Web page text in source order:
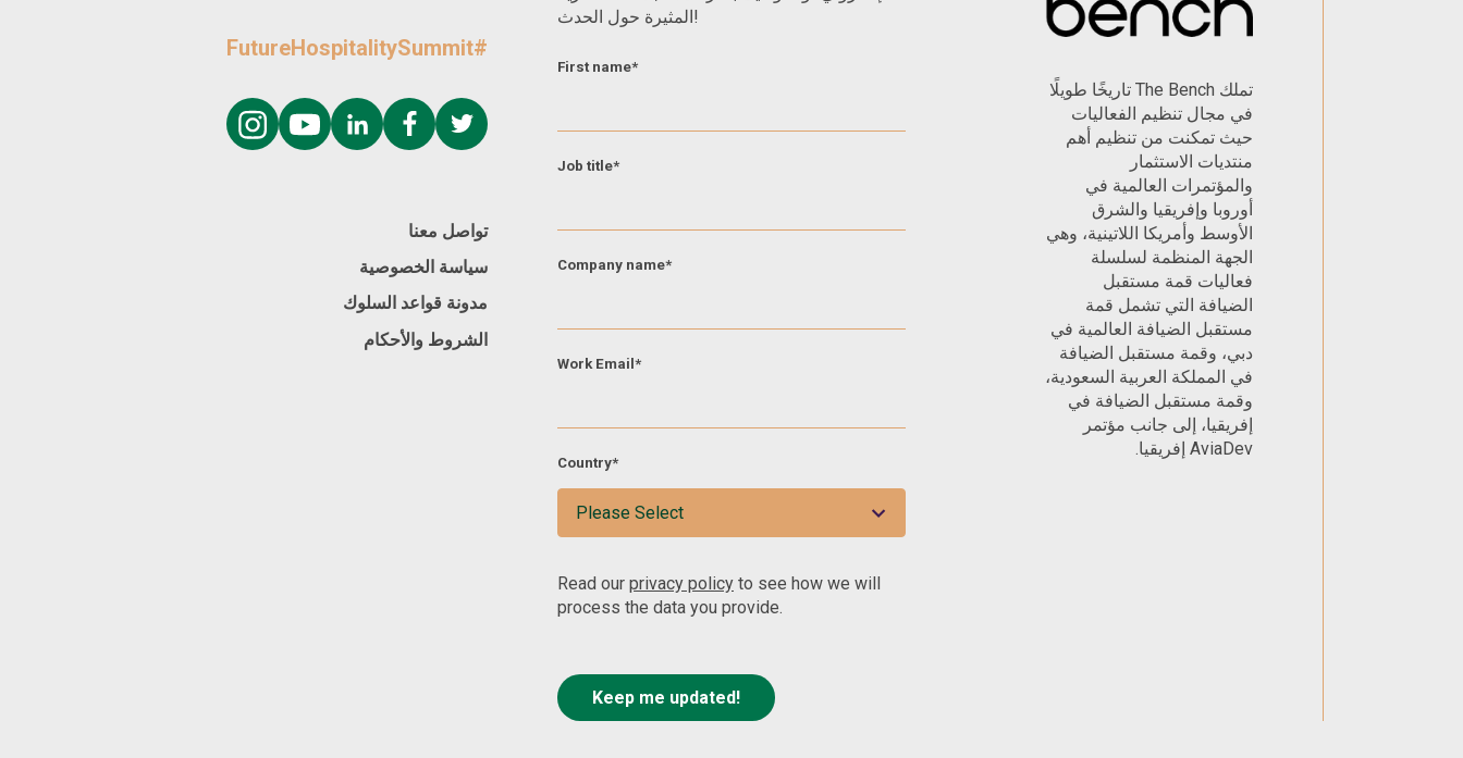
#FutureHospitalitySummit
تواصل معنا
سياسة الخصوصية
مدونة قواعد السلوك
الشروط والأحكام
المثيرة حول الحدث!
First name*
Job title*
Company name*
Work Email *
Country*
Read our privacy policy to see how we will
process the data you provide.
تملك The Bench تاريخًا طويلًا
في مجال تنظيم الفعاليات
حيث تمكنت من تنظيم أهم
منتديات الاستثمار
والمؤتمرات العالمية في
أوروبا وإفريقيا والشرق
الأوسط وأمريكا اللاتينية، وهي
الجهة المنظمة لسلسلة
فعاليات قمة مستقبل
الضيافة التي تشمل قمة
مستقبل الضيافة العالمية في
دبي، وقمة مستقبل الضيافة
في المملكة العربية السعودية،
وقمة مستقبل الضيافة في
إفريقيا، إلى جانب مؤتمر
AviaDev إفريقيا.